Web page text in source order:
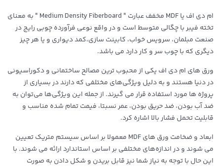
ام دی اف یا MDF مخفف عبارت " Medium Density Fiberboard " به معنای
تخته فیبر با چگالی متوسط است و در واقع نوعی فرآورده چوبی رایج در
صنعت مبلمان، سرویس خواب، کابینت سازی،کمد دیواری و یا هر چیز
دیگری که با چوب سر و کار دارد می باشد.
ورق های ام دی اف یکی از محبوب ترین مصالح ساختمانی و دکوراسیونی
در دنیا هستند و به دلیل ویژگی‌های مختلفی که دارند در بسیاری از
پروژه ها مورد استفاده قرار می گیرند. از جمله این ویژگی‌ها می‌توان به
ضد آب بودن، ضد حریق بودن، عمر نسبتا، فیمت تمام شده مناسب و
قابلیت تحمل فشار بالا اشاره کرد.
ابعاد و ضخامت ورق های MDF معمولا بر اساس سیستم متریک تعیین
می شوند و در اندازه‌های مختلفی بر اساس استاندارد ارائه می شوند. با
این حال با توجه به نیاز شما نیز قابل بریدن و شکل دادن به صورت